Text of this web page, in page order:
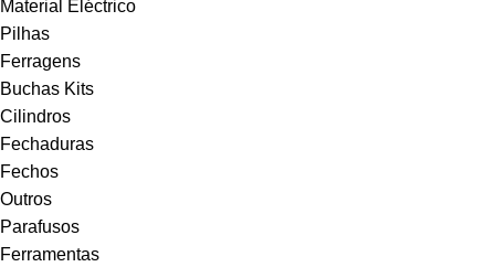
Material Eléctrico
Pilhas
Ferragens
Buchas Kits
Cilindros
Fechaduras
Fechos
Outros
Parafusos
Ferramentas